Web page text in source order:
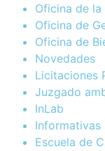
Oficina de la
Oficina de
Oficina de
Novedades
Licitaciones
Juzgado
InLab
Informativas
Escuela de